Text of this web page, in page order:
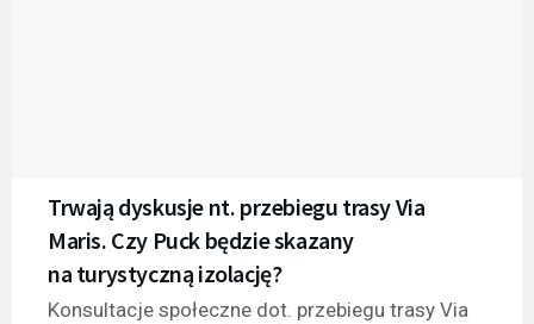
Trwają dyskusje nt. przebiegu trasy Via
Maris. Czy Puck będzie skazany
na turystyczną izolację?
Konsultacje społeczne dot. przebiegu trasy Via